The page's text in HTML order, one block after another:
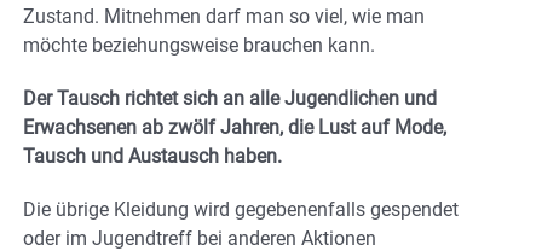
Zustand. Mitnehmen darf man so viel, wie man
möchte beziehungsweise brauchen kann.
Der Tausch richtet sich an alle Jugendlichen und
Erwachsenen ab zwölf Jahren, die Lust auf Mode,
Tausch und Austausch haben.
Die übrige Kleidung wird gegebenenfalls gespendet
oder im Jugendtreff bei anderen Aktionen